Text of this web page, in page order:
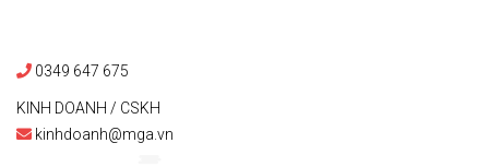
0349 647 675
KINH DOANH / CSKH
kinhdoanh@mga.vn